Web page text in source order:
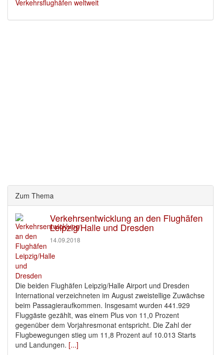
Verkehrsflughäfen weltweit
Zum Thema
Verkehrsentwicklung an den Flughäfen
Leipzig/Halle und Dresden
14.09.2018
Die beiden Flughäfen Leipzig/Halle Airport und Dresden
International verzeichneten im August zweistellige Zuwächse
beim Passagieraufkommen. Insgesamt wurden 441.929
Fluggäste gezählt, was einem Plus von 11,0 Prozent
gegenüber dem Vorjahresmonat entspricht. Die Zahl der
Flugbewegungen stieg um 11,8 Prozent auf 10.013 Starts
und Landungen. [...]